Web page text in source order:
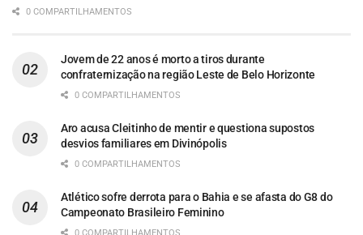
0 COMPARTILHAMENTOS
Jovem de 22 anos é morto a tiros durante
confraternização na região Leste de Belo Horizonte
0 COMPARTILHAMENTOS
Aro acusa Cleitinho de mentir e questiona supostos
desvios familiares em Divinópolis
0 COMPARTILHAMENTOS
Atlético sofre derrota para o Bahia e se afasta do G8 do
Campeonato Brasileiro Feminino